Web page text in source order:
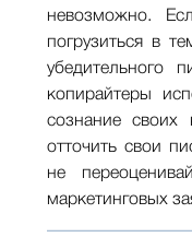
невозможно.
погрузиться в
убедительного
копирайтеры
сознание
отточить свои
не
маркетинговых